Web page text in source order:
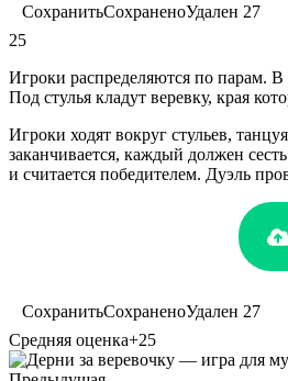
СохранитьСохраненоУдален 27
25
Игроки распределяются по парам. В
Под стулья кладут веревку, края
Игроки ходят вокруг стульев,
заканчивается, каждый должен
и считается победителем. Дуэль
СохранитьСохраненоУдален 27
Средняя оценка+25